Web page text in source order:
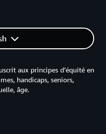
aux principes d’équité en
handicaps, seniors,
âge.